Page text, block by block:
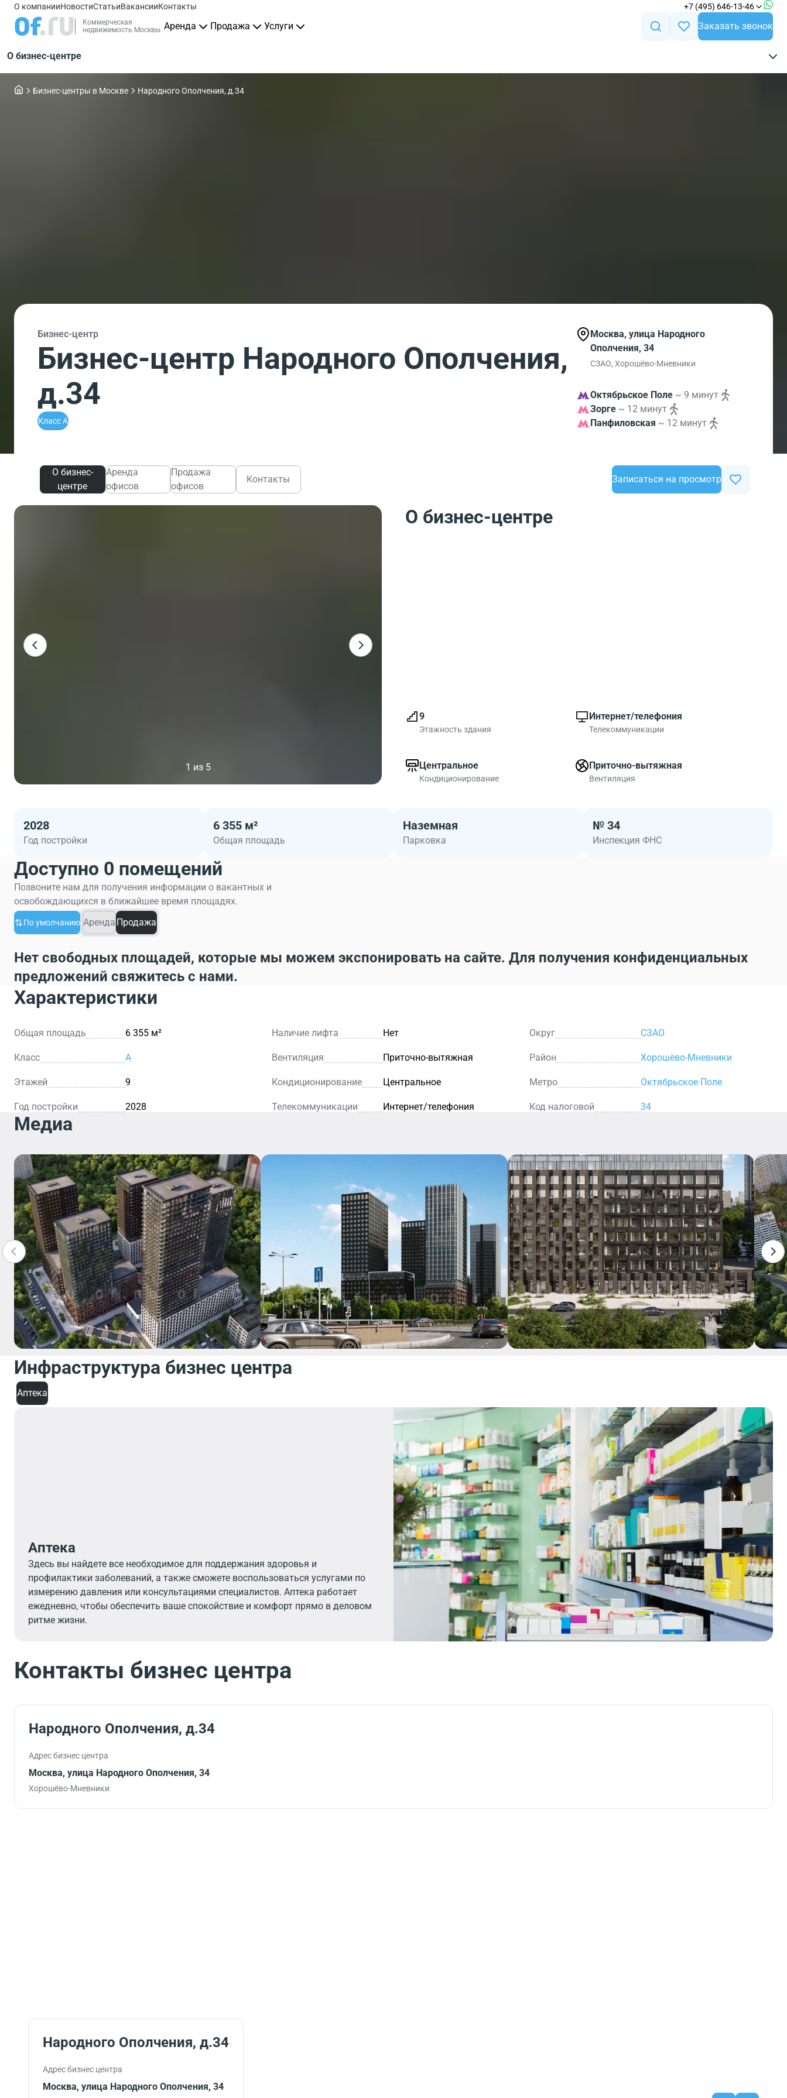
О компанииНовостиСтатьиВакансииКонтакты +7 (495) 646-13-46
Коммерческая
недвижимость Москвы Аренда Продажа Услуги Заказать звонок
О бизнес-центре
Бизнес-центры в Москве Народного Ополчения, д.34
Бизнес-центр
Бизнес-центр Народного Ополчения,
д.34
Класс A
Москва, улица Народного
Ополчения, 34
СЗАО, Хорошёво-Мневники
Октябрьское Поле ~ 9 минут
Зорге ~ 12 минут
Панфиловская ~ 12 минут
О бизнес-
центре
Аренда
офисов
Продажа
офисов
Контакты Записаться на просмотр
1 из 5
О бизнес-центре
9
Этажность здания
Интернет/телефония
Телекоммуникации
Центральное
Кондиционирование
Приточно-вытяжная
Вентиляция
2028
Год постройки
6 355 м²
Общая площадь
Наземная
Парковка
№ 34
Инспекция ФНС
Доступно 0 помещений
Позвоните нам для получения информации о вакантных и
освобождающихся в ближайшее время площадях.
По умолчанию Аренда Продажа
Нет свободных площадей, которые мы можем экспонировать на сайте. Для получения конфиденциальных
предложений свяжитесь с нами.
Характеристики
Общая площадь 6 355 м² Наличие лифта Нет Округ СЗАО
Класс A Вентиляция Приточно-вытяжная Район Хорошёво-Мневники
Этажей 9 Кондиционирование Центральное Метро Октябрьское Поле
Год постройки 2028 Телекоммуникации Интернет/телефония Код налоговой 34
Медиа
Инфраструктура бизнес центра
Аптека
Аптека
Здесь вы найдете все необходимое для поддержания здоровья и
профилактики заболеваний, а также сможете воспользоваться услугами по
измерению давления или консультациями специалистов. Аптека работает
ежедневно, чтобы обеспечить ваше спокойствие и комфорт прямо в деловом
ритме жизни.
Контакты бизнес центра
Народного Ополчения, д.34
Адрес бизнес центра
Москва, улица Народного Ополчения, 34
Хорошёво-Мневники
Народного Ополчения, д.34
Адрес бизнес центра
Москва, улица Народного Ополчения, 34